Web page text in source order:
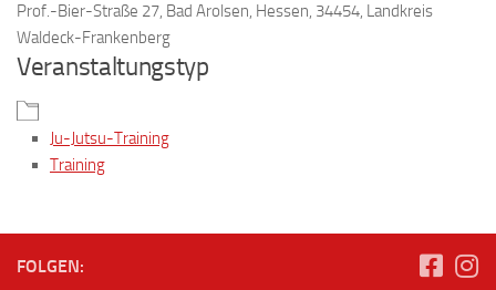
Prof.-Bier-Straße 27, Bad Arolsen, Hessen, 34454, Landkreis
Waldeck-Frankenberg
Veranstaltungstyp
Ju-Jutsu-Training
Training
FOLGEN: